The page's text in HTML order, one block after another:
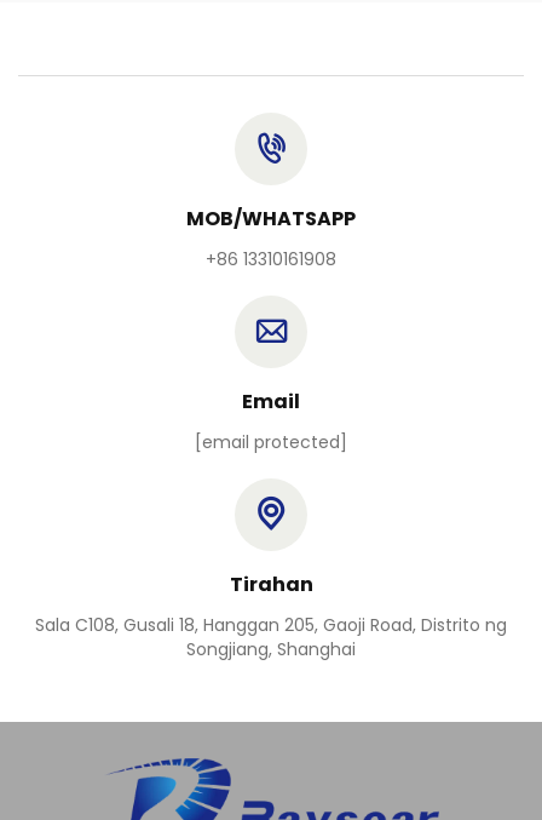
MOB/WHATSAPP
+86 13310161908
Email
[email protected]
Tirahan
Sala C108, Gusali 18, Hanggan 205, Gaoji Road, Distrito ng
Songjiang, Shanghai